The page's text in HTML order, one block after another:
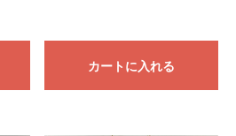
カートに入れる